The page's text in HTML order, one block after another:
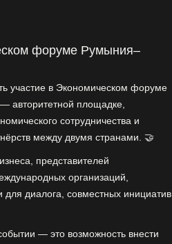
форуме Румыния–
участие в Экономическом форуме
авторитетной площадке,
сотрудничества и
между двумя странами. 🤝
представителей
организаций,
диалога, совместных инициатив
— это возможность внести